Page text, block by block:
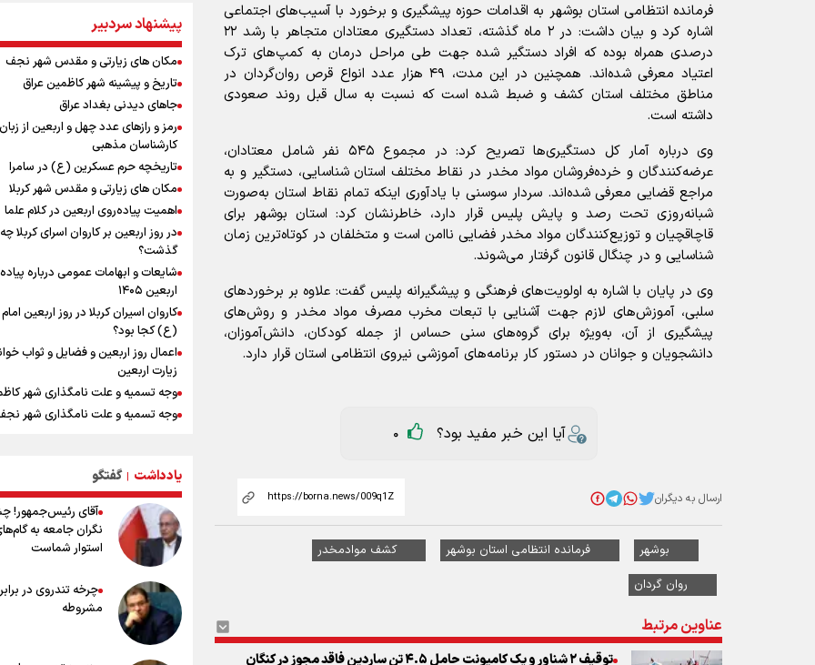
فرمانده انتظامی استان بوشهر به اقدامات حوزه پیشگیری و برخورد با آسیب‌های اجتماعی
اشاره کرد و بیان داشت: در ۲ ماه گذشته، تعداد دستگیری معتادان متجاهر با رشد ۲۲
درصدی همراه بوده که افراد دستگیر شده جهت طی مراحل درمان به کمپ‌های ترک
اعتیاد معرفی شده‌اند. همچنین در این مدت، ۴۹ هزار عدد انواع قرص روان‌گردان در
مناطق مختلف استان کشف و ضبط شده است که نسبت به سال قبل روند صعودی
داشته است.
وی درباره آمار کل دستگیری‌ها تصریح کرد: در مجموع ۵۴۵ نفر شامل معتادان،
عرضه‌کنندگان و خرده‌فروشان مواد مخدر در نقاط مختلف استان شناسایی، دستگیر و به
مراجع قضایی معرفی شده‌اند. سردار سوسنی با یادآوری اینکه تمام نقاط استان به‌صورت
شبانه‌روزی تحت رصد و پایش پلیس قرار دارد، خاطرنشان کرد: استان بوشهر برای
قاچاقچیان و توزیع‌کنندگان مواد مخدر فضایی ناامن است و متخلفان در کوتاه‌ترین زمان
شناسایی و در چنگال قانون گرفتار می‌شوند.
وی در پایان با اشاره به اولویت‌های فرهنگی و پیشگیرانه پلیس گفت: علاوه بر برخوردهای
سلبی، آموزش‌های لازم جهت آشنایی با تبعات مخرب مصرف مواد مخدر و روش‌های
پیشگیری از آن، به‌ویژه برای گروه‌های سنی حساس از جمله کودکان، دانش‌آموزان،
دانشجویان و جوانان در دستور کار برنامه‌های آموزشی نیروی انتظامی استان قرار دارد.
آیا این خبر مفید بود؟ 0
ارسال به دیگران
بوشهر فرمانده انتظامی استان بوشهر
کشف موادمخدر
روان گردان
عناوین مرتبط
توقیف ۲ شناور و یک کامیونت حامل ۴.۵ تن ساردین فاقد مجوز در کنگان
عماد احمدوند : نسخه نانویی برای حل
بحران منابع آبی کشور
رهبر شهید انقلاب: ادّعاهای دروغین
آمریکایی‌ها باید افشا شود
یحیی سریع: در عملیاتی گسترده
نظامی وابسته به عربستان را هدف قرار
در مرزهای شلمچه و چذابه ثبت شد /
هزار موکب در خوزستان و
نجف تا کربلا
وقتی از وفاق صحبت می‌کنم، منظورم
هستند/ مسیر اصلاحات آغاز شده و
نخواهد شد
امیررضا غلامی، ملی پوش تکواندو :
روی مسابقات پاکستان است نه بازی
آسیایی
جابجایی مرکز ثقل اقتصاد جهان
فرصت طلایی برای اقتصاد ایران
رادین زینالی، ملی پوش تکواندو : قدم
تلاش می کنم تا به طلای المپیک برسم
ونس: ایرانی‌ها مذاکره‌کنندگان
کنسولگری آمریکا را بازداشت کرد
اردوی تیم ملی تکواندو
در ادامه سیاست جوان‌گرایی در
ستاره‌های امید به بزرگسالان اضافه
پیشنهاد سردبیر
مکان های زیارتی و مقدس شهر نجف
تاریخ و پیشینه شهر کاظمین عراق
جاهای دیدنی بغداد عراق
رمز و رازهای عدد چهل و اربعین از زبان
کارشناسان مذهبی
تاریخچه حرم عسکرین (ع) در سامرا
مکان های زیارتی و مقدس شهر کربلا
اهمیت پیاده‌روی اربعین در کلام علما
در روز اربعین بر کاروان اسرای کربلا چه
گذشت؟
شایعات و ابهامات عمومی درباره
اربعین ۱۴۰۵
کاروان اسیران کربلا در روز اربعین
(ع) کجا بود؟
اعمال روز اربعین و فضایل و ثواب
زیارت اربعین
وجه تسمیه و علت نامگذاری شهر
وجه تسمیه و علت نامگذاری شهر
وجه تسمیه و علت نامگذاری شهر سامرا
وجه تسمیه و علت نامگذاری شهر کربلا
بهترین موکب‌های ایرانی در پیاده روی
۱۴۰۵
توصیه هایی مهم برای پیچ خوردگی پا در
پیاده روی اربعین
خطرات پیاده روی اربعین/ ۷
سفری ایمن و معنوی
۲۰ نکته دوستانه درباره پیاده روی
عراقی ها
یادداشت | گفتگو
آقای رئیس‌جمهور!
نگران جامعه به
استوار شماست
چرخه تندروی در
مشروطه